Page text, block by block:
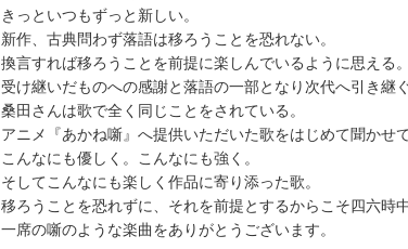
きっといつもずっと新しい。
新作、古典問わず落語は移ろうことを恐れない。
換言すれば移ろうことを前提に楽しんでいるように思える
受け継いだものへの感謝と落語の一部となり次代へ引き継
桑田さんは歌で全く同じことをされている。
アニメ『あかね噺』へ提供いただいた歌をはじめて聞かせ
こんなにも優しく。こんなにも強く。
そしてこんなにも楽しく作品に寄り添った歌。
移ろうことを恐れずに、それを前提とするからこそ四六時
一席の噺のような楽曲をありがとうございます。